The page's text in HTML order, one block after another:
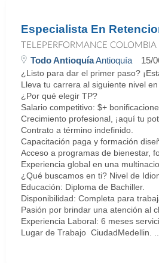
Especialista En
TELEPERFORMANCE COLOMBIA
Todo AntioquíaAntioquía 15/
¿Listo para dar el primer paso?
Lleva tu carrera al siguiente nivel
¿Por qué elegir TP?
Salario competitivo: $+
Crecimiento profesional, ¡aquí tu
Contrato a término indefinido.
Capacitación paga y formación
Acceso a programas de bienestar,
Experiencia global en una
¿Qué buscamos en ti? Nivel de
Educación: Diploma de Bachiller.
Disponibilidad: Completa para
Pasión por brindar una atención al
Experiencia Laboral: 6 meses
Lugar de Trabajo CiudadMedellin. ...